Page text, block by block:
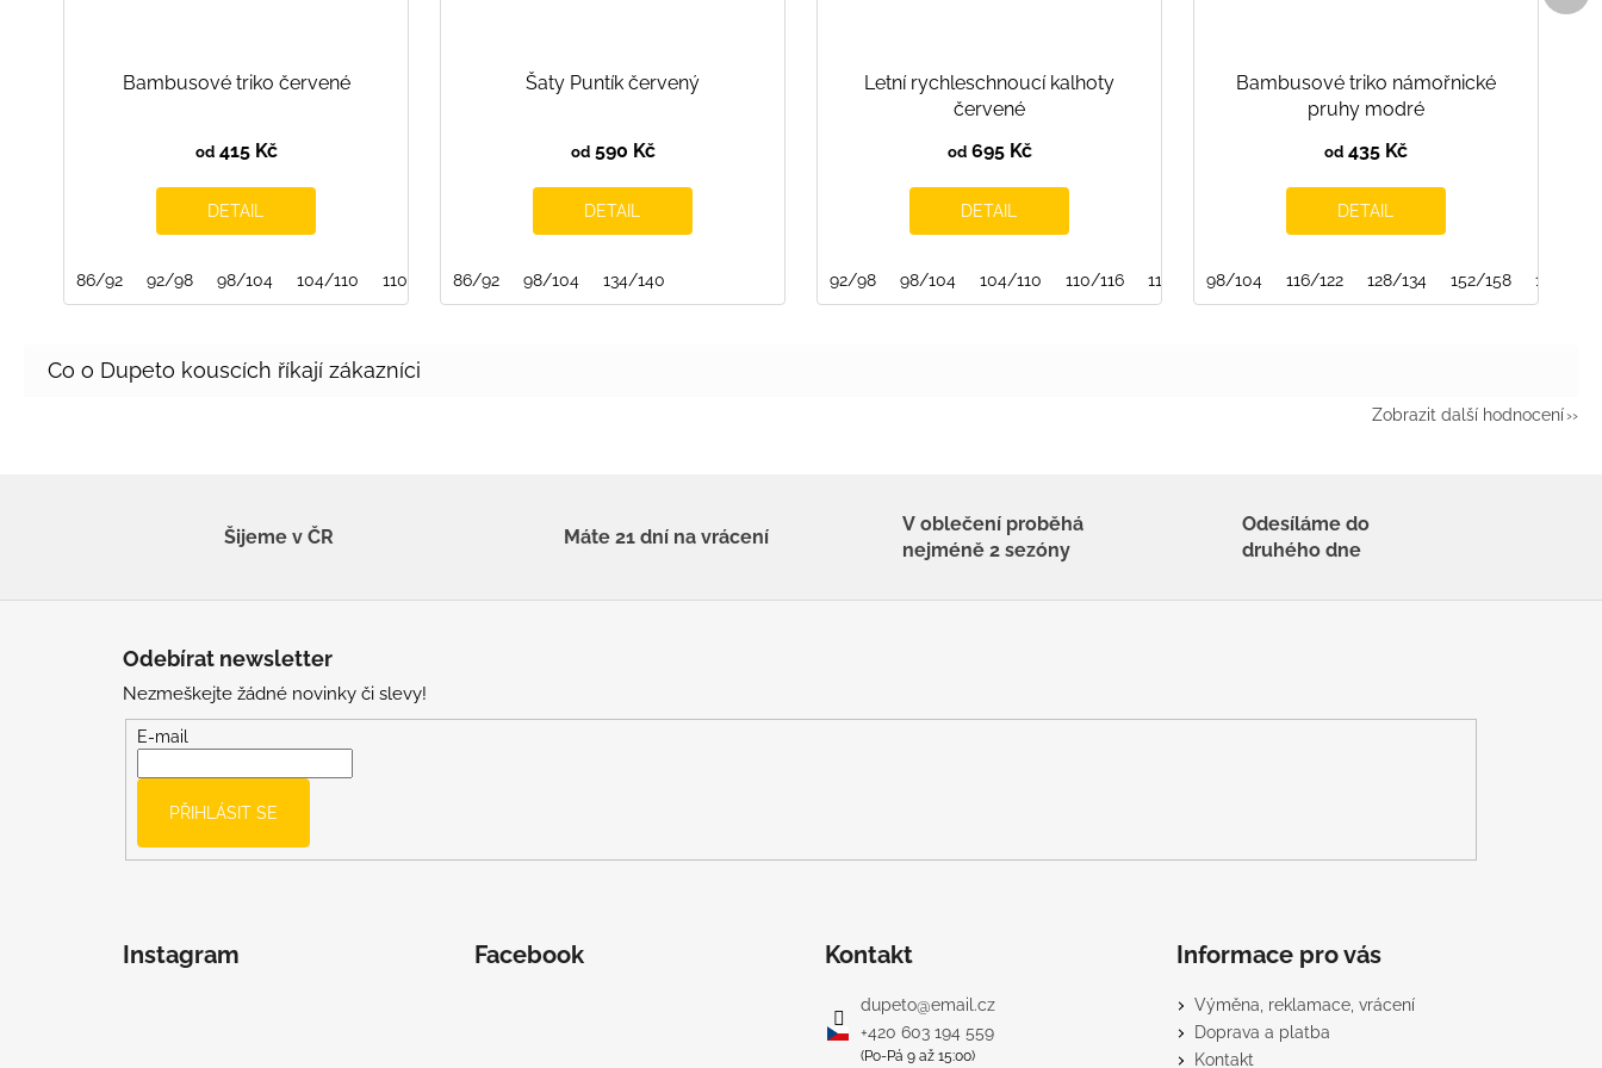
Bambusové triko červené
od415 Kč
DETAIL
86/92 92/98 98/104 104/110 110/116 116/122 122/128 128/134 140/146 146/152 152/158
Šaty Puntík červený
od590 Kč
DETAIL
86/92 98/104 134/140
Letní rychleschnoucí kalhoty
červené
od695 Kč
DETAIL
92/98 98/104 104/110 110/116 116/122 158/164
Bambusové triko námořnické
pruhy modré
od 435 Kč
DETAIL
98/104 116/122 128/134 152/158 158/164
Zobrazit další hodnocení
Šijeme v ČR Máte 21 dní na vrácení
V oblečení proběhá
nejméně 2 sezóny
Odesíláme do
druhého dne
Odebírat newsletter
Nezmeškejte žádné novinky či slevy!
E-mail
PŘIHLÁSIT SE
Instagram Facebook Kontakt
dupeto@email.cz
+420 603 194 559
(Po-Pá 9 až 15:00)
Informace pro vás
Výměna, reklamace, vrácení
Doprava a platba
Kontakt